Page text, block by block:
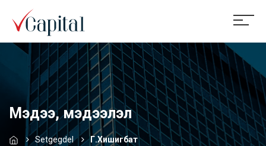
Мэдээ, мэдээлэл
Setgegdel Г.Хишигбат